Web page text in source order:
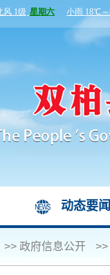
动态要闻
>> 政府信息公开 >>